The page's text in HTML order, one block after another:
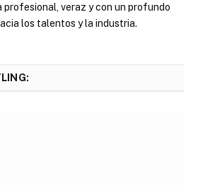
profesional, veraz y con un profundo
los talentos y la industria.